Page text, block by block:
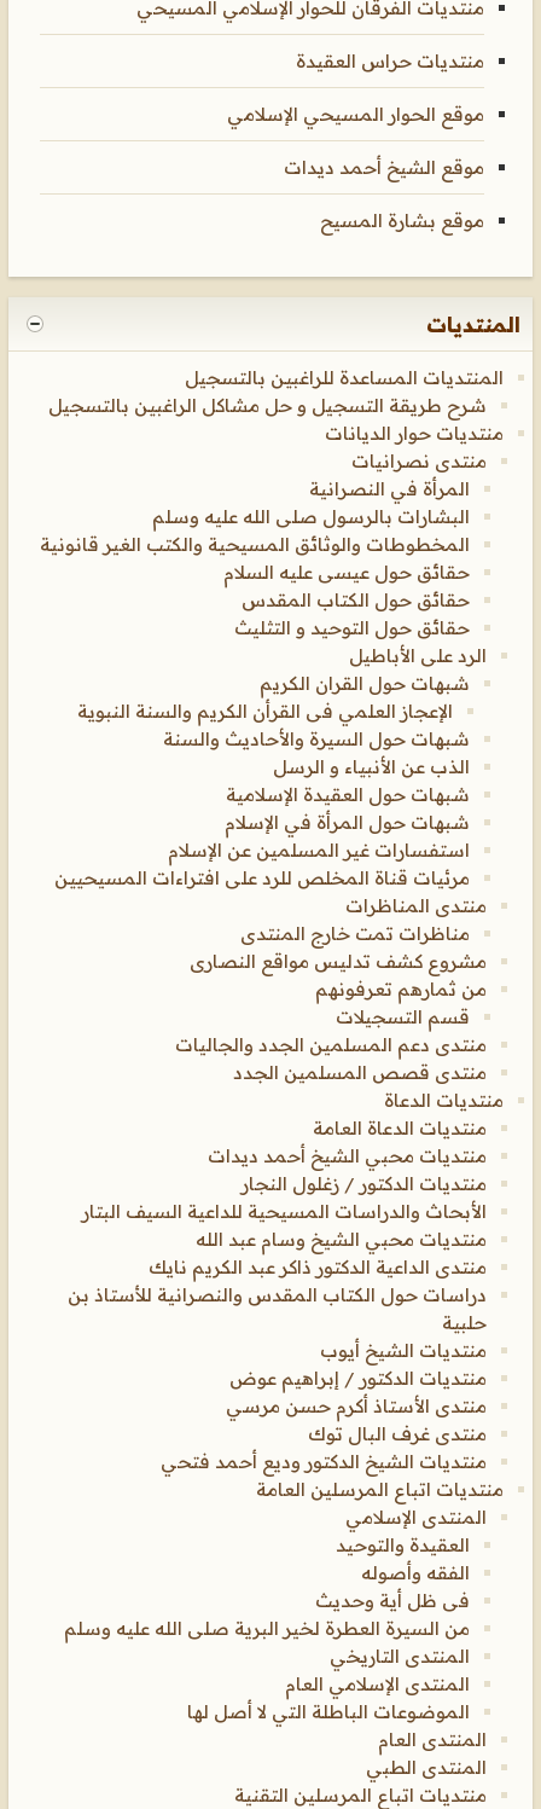
منتديات الفرقان للحوار الإسلامي المسيحي
منتديات حراس العقيدة
موقع الحوار المسيحي الإسلامي
موقع الشيخ أحمد ديدات
موقع بشارة المسيح
المنتديات
المنتديات المساعدة للراغبين بالتسجيل
شرح طريقة التسجيل و حل مشاكل الراغبين بالتسجيل
منتديات حوار الديانات
منتدى نصرانيات
المرأة في النصرانية
البشارات بالرسول صلى الله عليه وسلم
المخطوطات والوثائق المسيحية والكتب الغير قانونية
حقائق حول عيسى عليه السلام
حقائق حول الكتاب المقدس
حقائق حول التوحيد و التثليث
الرد على الأباطيل
شبهات حول القران الكريم
الإعجاز العلمي فى القرأن الكريم والسنة النبوية
شبهات حول السيرة والأحاديث والسنة
الذب عن الأنبياء و الرسل
شبهات حول العقيدة الإسلامية
شبهات حول المرأة في الإسلام
استفسارات غير المسلمين عن الإسلام
مرئيات قناة المخلص للرد على افتراءات المسيحيين
منتدى المناظرات
مناظرات تمت خارج المنتدى
مشروع كشف تدليس مواقع النصارى
من ثمارهم تعرفونهم
قسم التسجيلات
منتدى دعم المسلمين الجدد والجاليات
منتدى قصص المسلمين الجدد
منتديات الدعاة
منتديات الدعاة العامة
منتديات محبي الشيخ أحمد ديدات
منتديات الدكتور / زغلول النجار
الأبحاث والدراسات المسيحية للداعية السيف البتار
منتديات محبي الشيخ وسام عبد الله
منتدى الداعية الدكتور ذاكر عبد الكريم نايك
دراسات حول الكتاب المقدس والنصرانية للأستاذ بن
حلبية
منتديات الشيخ أيوب
منتديات الدكتور / إبراهيم عوض
منتدى الأستاذ أكرم حسن مرسي
منتدى غرف البال توك
منتديات الشيخ الدكتور وديع أحمد فتحي
منتديات اتباع المرسلين العامة
المنتدى الإسلامي
العقيدة والتوحيد
الفقه وأصوله
فى ظل أية وحديث
من السيرة العطرة لخير البرية صلى الله عليه وسلم
المنتدى التاريخي
المنتدى الإسلامي العام
الموضوعات الباطلة التي لا أصل لها
المنتدى العام
المنتدى الطبي
منتديات اتباع المرسلين التقنية